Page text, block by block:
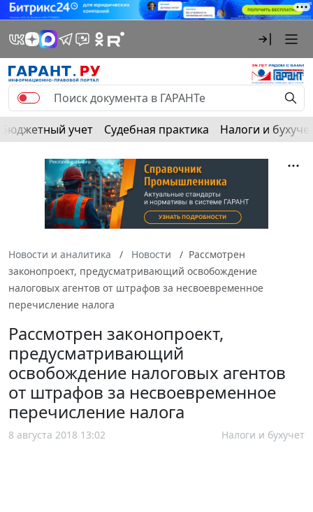
Бюджетный учет Судебная практика Налоги и
Новости и аналитика Новости
Рассмотрен
законопроект, предусматривающий освобождение
налоговых агентов от штрафов за несвоевременное
перечисление налога
Рассмотрен законопроект,
предусматривающий
освобождение налоговых агентов
от штрафов за несвоевременное
перечисление налога
8 августа 2018 13:02 Налоги и бухучет